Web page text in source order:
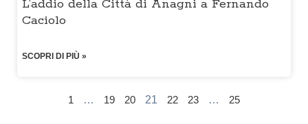
L’addio della Città di Anagni a Fernando
Caciolo
SCOPRI DI PIÙ »
1 … 19 20 21 22 23 … 25